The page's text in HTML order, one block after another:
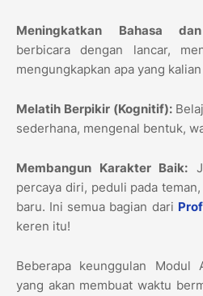
Meningkatkan Bahasa
berbicara dengan lancar,
mengungkapkan apa yang
Melatih Berpikir (Kognitif):
sederhana, mengenal bentuk,
Membangun Karakter Baik:
percaya diri, peduli pada
baru. Ini semua bagian dari
keren itu!
Beberapa keunggulan Modul
yang akan membuat waktu